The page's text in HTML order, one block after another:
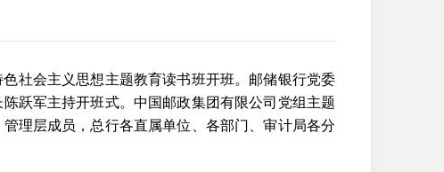
社会主义思想主题教育读书班开班。邮储银行党委
跃军主持开班式。中国邮政集团有限公司党组主题
理层成员，总行各直属单位、各部门、审计局各分